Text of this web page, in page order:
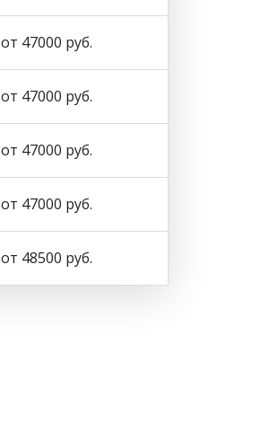
от 47000 руб.
от 47000 руб.
от 47000 руб.
от 47000 руб.
от 48500 руб.